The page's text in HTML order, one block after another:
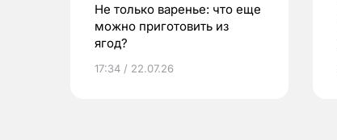
Не только варенье: что еще
можно приготовить из
ягод?
17:34 / 22.07.26